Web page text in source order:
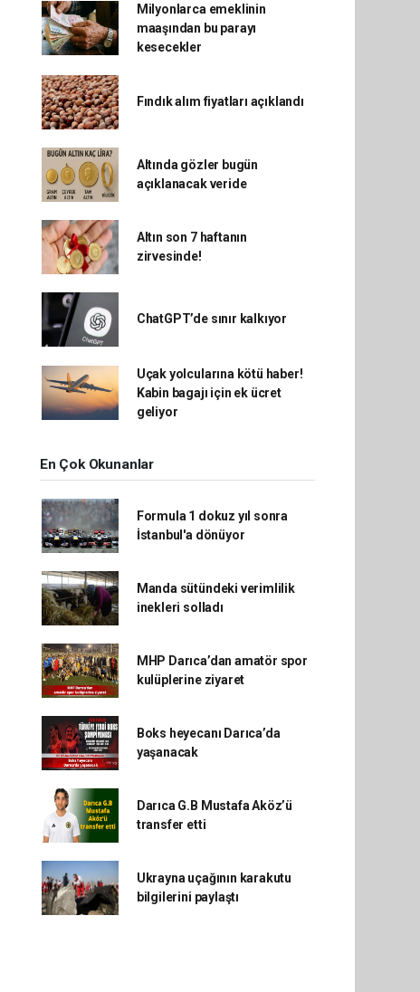
Milyonlarca emeklinin
maaşından bu parayı
kesecekler
Fındık alım fiyatları açıklandı
Altında gözler bugün
açıklanacak veride
Altın son 7 haftanın
zirvesinde!
ChatGPT’de sınır kalkıyor
Uçak yolcularına kötü haber!
Kabin bagajı için ek ücret
geliyor
En Çok Okunanlar
Formula 1 dokuz yıl sonra
İstanbul'a dönüyor
Manda sütündeki verimlilik
inekleri solladı
MHP Darıca’dan amatör spor
kulüplerine ziyaret
Boks heyecanı Darıca’da
yaşanacak
Darıca G.B Mustafa Aköz’ü
transfer etti
Ukrayna uçağının karakutu
bilgilerini paylaştı